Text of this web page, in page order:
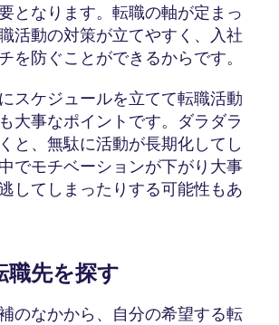
となります。転職の軸が定まっ
活動の対策が立てやすく、入社
を防ぐことができるからです。
スケジュールを立てて転職活動
大事なポイントです。ダラダラ
と、無駄に活動が長期化してし
でモチベーションが下がり大事
してしまったりする可能性もあ
職先を探す
のなかから、自分の希望する転